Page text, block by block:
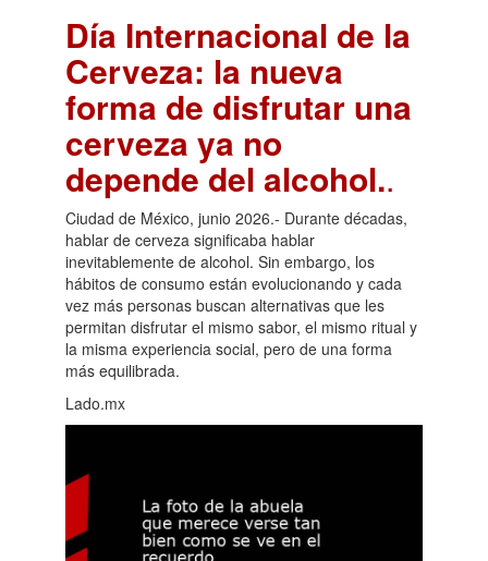
Día Internacional de la
Cerveza: la nueva
forma de disfrutar una
cerveza ya no
depende del alcohol..
Ciudad de México, junio 2026.- Durante décadas,
hablar de cerveza significaba hablar
inevitablemente de alcohol. Sin embargo, los
hábitos de consumo están evolucionando y cada
vez más personas buscan alternativas que les
permitan disfrutar el mismo sabor, el mismo ritual y
la misma experiencia social, pero de una forma
más equilibrada.
Lado.mx